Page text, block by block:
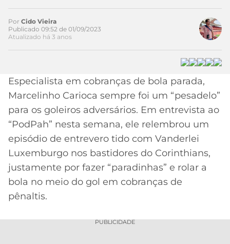
DE
APOSTAS
2026
BETBOOM
CÓDIGO
DE
INDICAÇÃO
BET365
CÓDIGO
BETANO
APPS
MEU
TIME
PALMEIRAS
CORINTHIANS
SÃO
PAULO
SANTOS
CAMPEONATOS
SÉRIE
A
LIBERTADORES
COPA
BRASIL
PREMIER
ESPORTIVA
MERCADO
DA
BOLA
PALPITES
Acesse o perfil do autor
no Twitter
Por Cido Vieira
Publicado 09:52 de 01/09/2023
Atualizado há 3 anos
Especialista em cobranças de bola parada,
Marcelinho Carioca sempre foi um “pesadelo”
para os goleiros adversários. Em entrevista ao
“PodPah” nesta semana, ele relembrou um
episódio de entrevero tido com Vanderlei
Luxemburgo nos bastidores do Corinthians,
justamente por fazer “paradinhas” e rolar a
bola no meio do gol em cobranças de
pênaltis.
PUBLICIDADE